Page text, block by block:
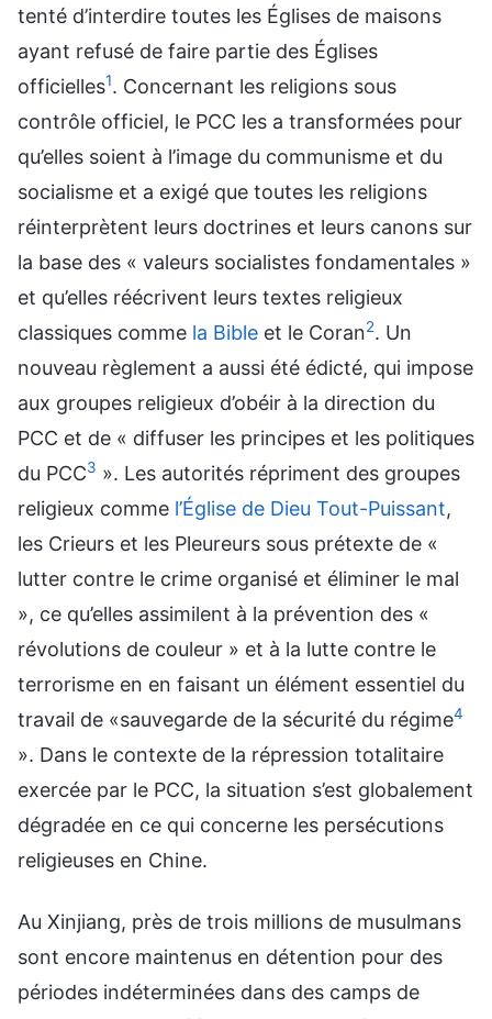
tenté d’interdire toutes les Églises de maisons
ayant refusé de faire partie des Églises
officielles1. Concernant les religions sous
contrôle officiel, le PCC les a transformées pour
qu’elles soient à l’image du communisme et du
socialisme et a exigé que toutes les religions
réinterprètent leurs doctrines et leurs canons sur
la base des « valeurs socialistes fondamentales »
et qu’elles réécrivent leurs textes religieux
classiques comme la Bible et le Coran2. Un
nouveau règlement a aussi été édicté, qui impose
aux groupes religieux d’obéir à la direction du
PCC et de « diffuser les principes et les politiques
du PCC3 ». Les autorités répriment des groupes
religieux comme l’Église de Dieu Tout-Puissant,
les Crieurs et les Pleureurs sous prétexte de «
lutter contre le crime organisé et éliminer le mal
», ce qu’elles assimilent à la prévention des «
révolutions de couleur » et à la lutte contre le
terrorisme en en faisant un élément essentiel du
travail de «sauvegarde de la sécurité du régime4
». Dans le contexte de la répression totalitaire
exercée par le PCC, la situation s’est globalement
dégradée en ce qui concerne les persécutions
religieuses en Chine.
Au Xinjiang, près de trois millions de musulmans
sont encore maintenus en détention pour des
périodes indéterminées dans des camps de